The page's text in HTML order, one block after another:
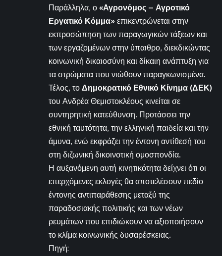
Παράλληλα, ο «Αγρονόμος – Αγροτικό
Εργατικό Κόμμα» επικεντρώνεται στην
εκπροσώπηση των παραγωγικών τάξεων και
των εργαζομένων στην ύπαιθρο, διεκδικώντας
κοινωνική δικαιοσύνη και δίκαιη ανάπτυξη για
τα στρώματα που νιώθουν παραγκωνισμένα.
Τέλος, το Δημοκρατικό Εθνικό Κίνημα (ΔΕΚ)
του Ανδρέα Θεμιστοκλέους κινείται σε
συντηρητική κατεύθυνση. Προτάσσει την
εθνική ταυτότητα, την ελληνική παιδεία και την
άμυνα, ενώ εκφράζει την έντονη αντίθεσή του
στη διζωνική δικοινοτική ομοσπονδία.
Η αυξανόμενη αυτή κινητικότητα δείχνει ότι οι
επερχόμενες εκλογές θα αποτελέσουν πεδίο
έντονης αντιπαράθεσης μεταξύ της
παραδοσιακής πολιτικής και των νέων
ρευμάτων που επιδιώκουν να αξιοποιήσουν
το κλίμα κοινωνικής δυσαρέσκειας.
Πηγή: